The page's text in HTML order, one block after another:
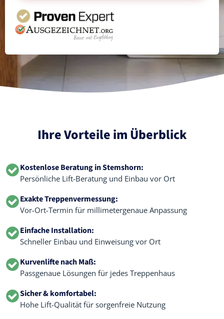
Ihre Vorteile im Überblick
Kostenlose Beratung in Stemshorn:
Persönliche Lift-Beratung und Einbau vor Ort
Exakte Treppenvermessung:
Vor-Ort-Termin für millimetergenaue Anpassung
Einfache Installation:
Schneller Einbau und Einweisung vor Ort
Kurvenlifte nach Maß:
Passgenaue Lösungen für jedes Treppenhaus
Sicher & komfortabel:
Hohe Lift-Qualität für sorgenfreie Nutzung